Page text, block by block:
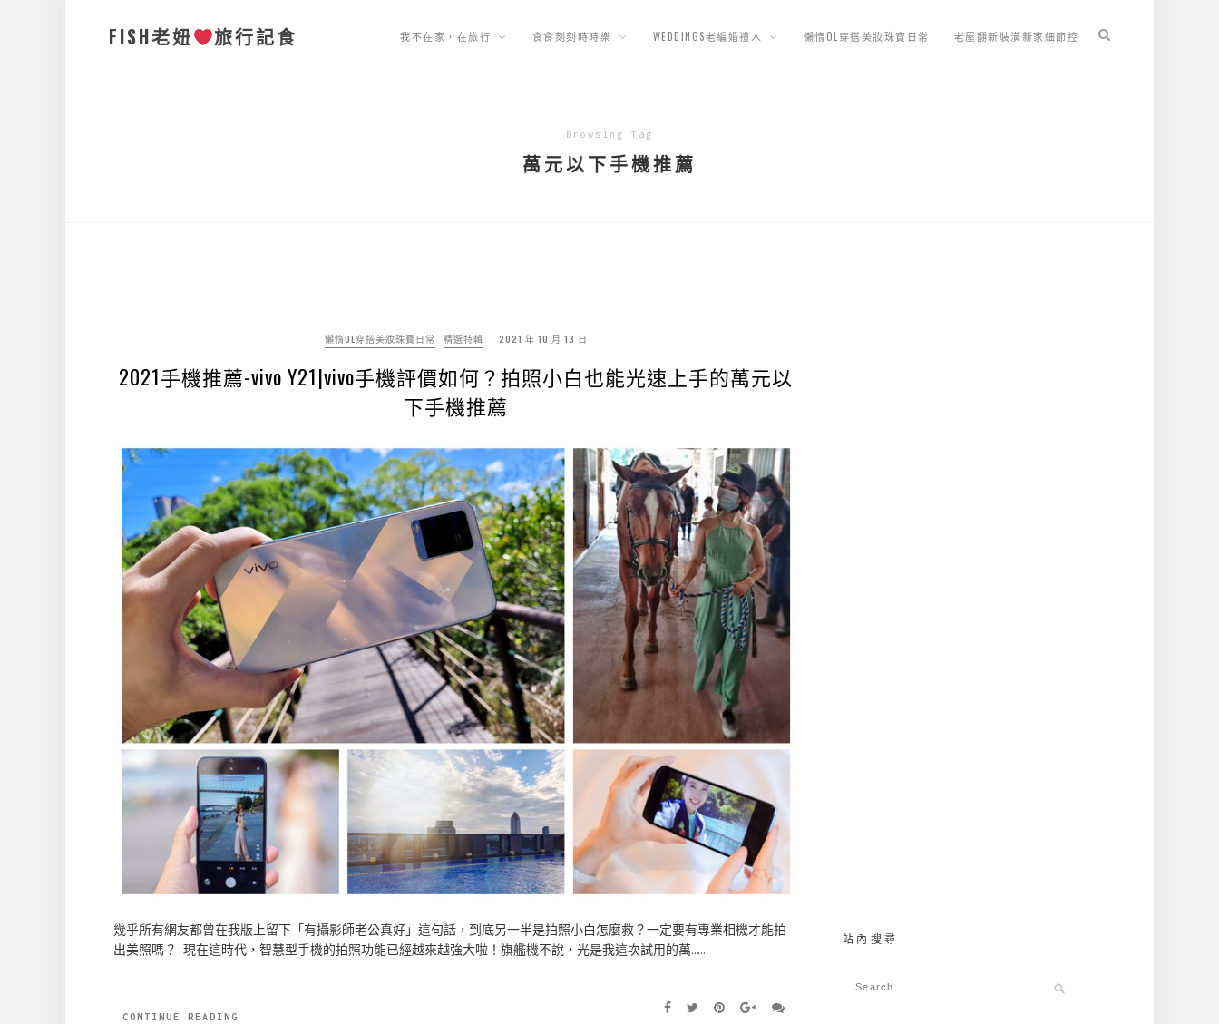
FISH老妞 旅行記食 我不在家，在旅行 食食刻刻時時樂 WEDDINGS老編婚禮人 懶惰OL穿搭美妝珠寶日常 老屋翻新裝潢新家細節控
Browsing Tag
萬元以下手機推薦
懶惰OL穿搭美妝珠寶日常 精選特輯 2021 年 10 月 13 日
2021手機推薦-vivo Y21|vivo手機評價如何？拍照小白也能光速上手的萬元以
下手機推薦
幾乎所有網友都曾在我版上留下「有攝影師老公真好」這句話，到底另一半是拍照小白怎麼救？一定要有專業相機才能拍
出美照嗎？ 現在這時代，智慧型手機的拍照功能已經越來越強大啦！旗艦機不說，光是我這次試用的萬……
CONTINUE READING
站內搜尋